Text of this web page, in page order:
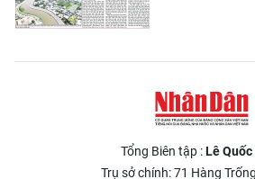
Tổng Biên tập :Lê
Trụ sở chính: 71 Hàng